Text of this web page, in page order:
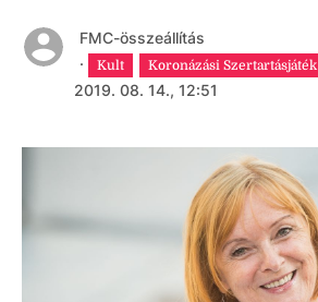
FMC-összeállítás
·
Kult Koronázási Szertartásjáték
2019. 08. 14., 12:51